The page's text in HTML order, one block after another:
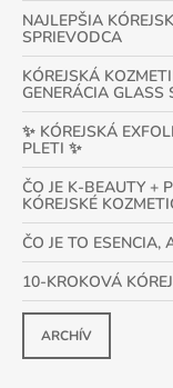
NAJLEPŠIA
SPRIEVODCA
KÓREJSKÁ
GENERÁCIA GLASS
✨ KÓREJSKÁ
PLETI ✨
ČO JE K-BEAUTY +
KÓREJSKÉ
ČO JE TO ESENCIA,
10-KROKOVÁ
ARCHÍV